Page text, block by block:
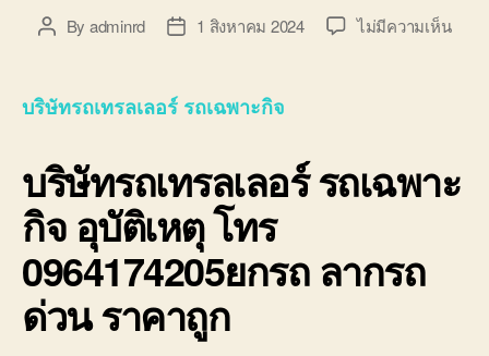
PostBy adminrd
Post1 สิงหาคม 2024 ไม่มีความเห็นบน
เฉพา
บริษัทรถเทรลเลอร์ รถเฉพาะกิจ
บริษัทรถเทรลเลอร์ รถเฉพาะ
กิจ อุบัติเหตุ โทร
0964174205ยกรถ ลากรถ
ด่วน ราคาถูก